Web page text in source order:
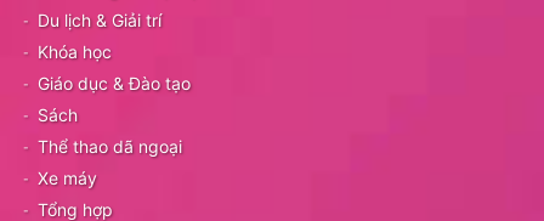
Du lịch & Giải trí
Khóa học
Giáo dục & Đào tạo
Sách
Thể thao dã ngoại
Xe máy
Tổng hợp